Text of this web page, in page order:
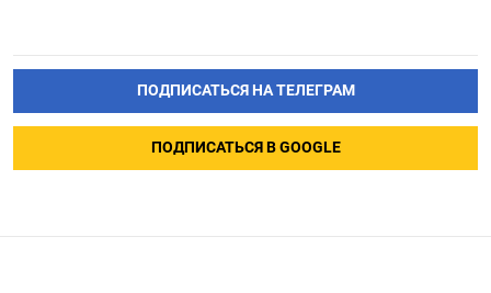
ПОДПИСАТЬСЯ НА ТЕЛЕГРАМ
ПОДПИСАТЬСЯ В GOOGLE